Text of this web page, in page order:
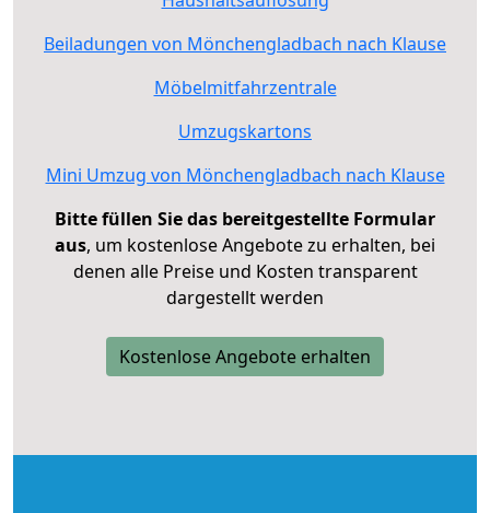
Beiladungen von Mönchengladbach nach Klause
Möbelmitfahrzentrale
Umzugskartons
Mini Umzug von Mönchengladbach nach Klause
Bitte füllen Sie das bereitgestellte Formular
aus, um kostenlose Angebote zu erhalten, bei
denen alle Preise und Kosten transparent
dargestellt werden
Kostenlose Angebote erhalten